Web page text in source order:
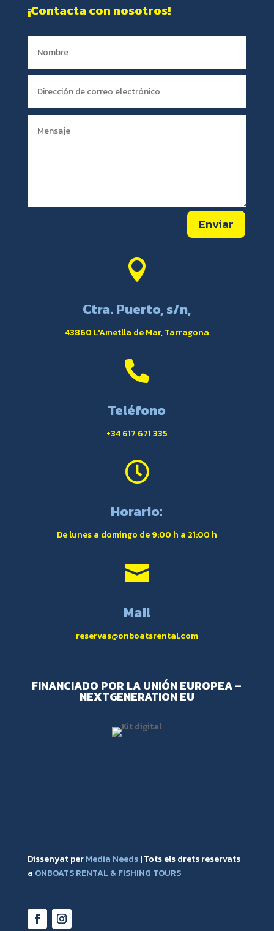
¡Contacta con nosotros!
Enviar

Ctra. Puerto, s/n,
43860 L'Ametlla de Mar, Tarragona

Teléfono
+34 617 671 335

Horario:
De lunes a domingo de 9:00 h a 21:00 h

Mail
reservas@onboatsrental.com
FINANCIADO POR LA UNIÓN EUROPEA –
NEXTGENERATION EU
Dissenyat perMedia Needs| Tots els drets reservats
a ONBOATS RENTAL & FISHING TOURS